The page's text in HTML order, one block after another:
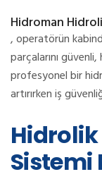
Hidroman
, operatörün
parçalarını güvenli,
profesyonel bir
artırırken iş
Hidrolik
Sistemi